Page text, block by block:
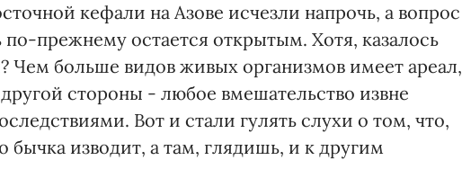
кефали на Азове исчезли напрочь, а вопрос
по-прежнему остается открытым. Хотя, казалось
Чем больше видов живых организмов имеет ареал,
стороны - любое вмешательство извне
Вот и стали гулять слухи о том, что,
бычка изводит, а там, глядишь, и к другим